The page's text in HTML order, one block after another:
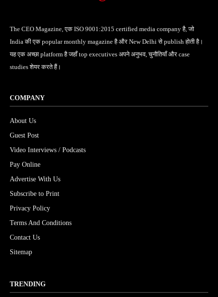
The CEO Magazine, एक ISO 9001:2015 certified media company है, जो
India की एक popular monthly magazine है और New Delhi से publish होती है।
यह एक अच्छा platform है जहाँ top executives अपने अनुभव, चुनौतियाँ और case
studies शेयर करते हैं।
COMPANY
About Us
Guest Post
Video Interviews / Podcasts
Pay Online
Advertise With Us
Subscribe to Print
Privacy Policy
Terms And Conditions
Contact Us
Sitemap
TRENDING